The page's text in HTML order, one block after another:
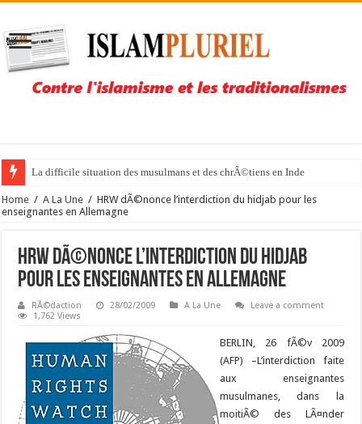
La difficile situation des musulmans et des chrÃ©tiens en Inde
Home / A La Une / HRW dÃ©nonce l’interdiction du hidjab pour les
enseignantes en Allemagne
HRW dÃ©nonce l’interdiction du hidjab
pour les enseignantes en Allemagne
RÃ©daction 28/02/2009 A La Une
Leave a comment
1,762 Views
BERLIN, 26 fÃ©v 2009
(AFP) –L’interdiction faite
aux enseignantes
musulmanes, dans la
moitiÃ© des LÃ¤nder